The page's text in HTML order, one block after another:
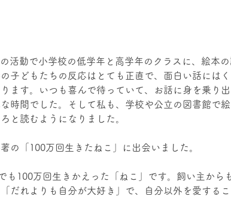
活動で小学校の低学年と高学年のクラスに、絵本
子どもたちの反応はとても正直で、面白い話には
ます。いつも喜んで待っていて、お話に身を乗り
時間でした。そして私も、学校や公立の図書館で
と読むようになりました。
の「100万回生きたねこ」に出会いました。
も100万回生きかえった「ねこ」です。飼い主から
だれよりも自分が大好き」で、自分以外を愛する